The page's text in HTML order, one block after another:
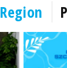
Region